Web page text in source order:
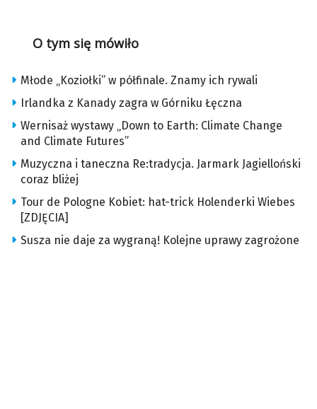
O tym się mówiło
Młode „Koziołki” w półfinale. Znamy ich rywali
Irlandka z Kanady zagra w Górniku Łęczna
Wernisaż wystawy „Down to Earth: Climate Change
and Climate Futures”
Muzyczna i taneczna Re:tradycja. Jarmark Jagielloński
coraz bliżej
Tour de Pologne Kobiet: hat-trick Holenderki Wiebes
[ZDJĘCIA]
Susza nie daje za wygraną! Kolejne uprawy zagrożone